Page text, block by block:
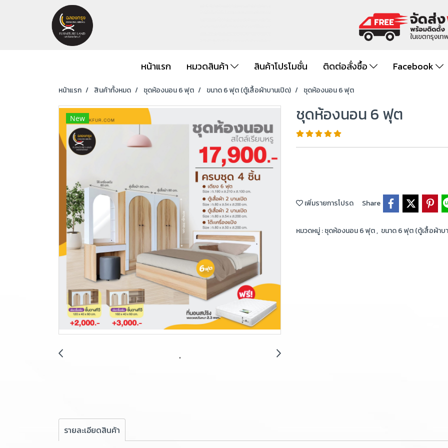
หน้าแรก หมวดสินค้า สินค้าโปรโมชั่น ติดต่อสั่งซื้อ Facebook
หน้าแรก สินค้าทั้งหมด ชุดห้องนอน 6 ฟุต ขนาด 6 ฟุต (ตู้เสื้อผ้าบานเปิด) ชุดห้องนอน 6 ฟุต
New ชุดห้องนอน 6 ฟุต
เพิ่มรายการโปรด Share
หมวดหมู่ :ชุดห้องนอน 6 ฟุต, ขนาด 6 ฟุต (ตู้เสื้อผ้าบ
รายละเอียดสินค้า